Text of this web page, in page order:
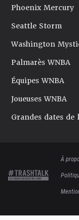
Phoenix Mercury
Seattle Storm
Washington
Palmarès WNBA
Équipes WNBA
Joueuses WNBA
Grandes dates de
À